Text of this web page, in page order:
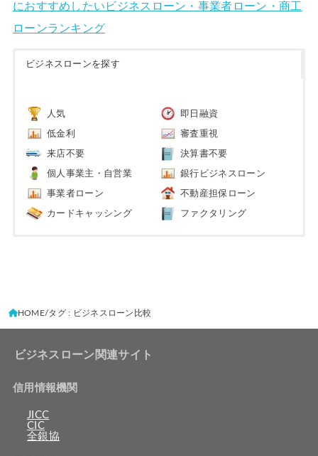
におすすめしたいビジネスローン・事業者ローン・商工
ローンランキング
ビジネスローンを探す
人気 即日融資
低金利 審査重視
来店不要 決算書不要
個人事業主・自営業 銀行ビジネスローン
事業者ローン 不動産担保ローン
カードキャッシング ファクタリング
HOME タグ : ビジネスローン比較
ビジネスローン関連サイト
信用情報機関
JICC
CIC
全銀協